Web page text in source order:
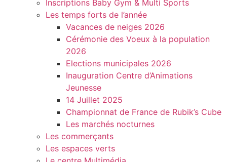
Inscriptions Baby Gym & Multi Sports
Les temps forts de l’année
Vacances de neiges 2026
Cérémonie des Voeux à la population
2026
Elections municipales 2026
Inauguration Centre d’Animations
Jeunesse
14 Juillet 2025
Championnat de France de Rubik’s Cube
Les marchés nocturnes
Les commerçants
Les espaces verts